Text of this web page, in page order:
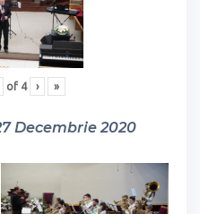
of 4 › »
Decembrie 2020